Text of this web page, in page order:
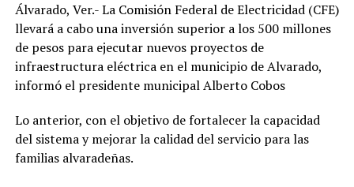
Sin embargo, lluvias mayores a los rangos señalados
pueden registrarse durante estos días y estar
acompañadas de tormentas aisladas (descargas
eléctricas, viento en rachas y posible granizo).
Norte de 20 a 30 kilómetros por hora con rachas
eventuales de 30 a 40 h en la costa, el cual podría variar
en dirección e intensidad al paso de las tormentas, el
Álvarado, Ver.- La Comisión Federal de Electricidad (CFE)
llevará a cabo una inversión superior a los 500 millones
de pesos para ejecutar nuevos proyectos de
infraestructura eléctrica en el municipio de Alvarado,
informó el presidente municipal Alberto Cobos
Lo anterior, con el objetivo de fortalecer la capacidad
del sistema y mejorar la calidad del servicio para las
familias alvaradeñas.